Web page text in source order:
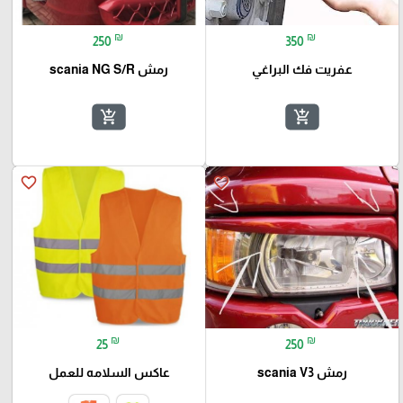
350 ₪
عفريت فك البراغي
add_shopping_cart
250 ₪
رمش scania NG S/R
add_shopping_cart
favorite_border
250 ₪
رمش scania V3
favorite_border
25 ₪
عاكس السلامه للعمل